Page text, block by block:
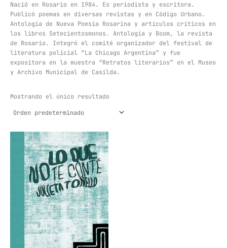
Nació en Rosario en 1984. Es periodista y escritora.
Publicó poemas en diversas revistas y en Código Urbano.
Antología de Nueva Poesía Rosarina y artículos críticos en
los libros Setecientosmonos. Antología y Boom, la revista
de Rosario. Integró el comité organizador del festival de
literatura policial “La Chicago Argentina” y fue
expositora en la muestra “Retratos literarios” en el Museo
y Archivo Municipal de Casilda.
Mostrando el único resultado